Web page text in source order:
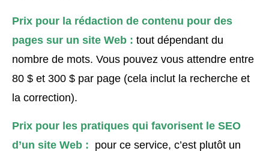
Prix pour la rédaction de contenu pour des
pages sur un site Web : tout dépendant du
nombre de mots. Vous pouvez vous attendre entre
80 $ et 300 $ par page (cela inclut la recherche et
la correction).
Prix pour les pratiques qui favorisent le SEO
d’un site Web : pour ce service, c’est plutôt un